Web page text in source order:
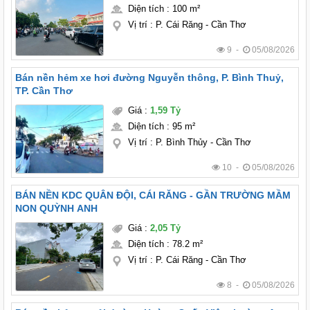
Diện tích: 100 m²
Vị trí: P. Cái Răng - Cần Thơ
9 - 05/08/2026
Bán nền hẻm xe hơi đường Nguyễn thông, P. Bình Thuỷ,
TP. Cần Thơ
Giá: 1,59 Tỷ
Diện tích: 95 m²
Vị trí: P. Bình Thủy - Cần Thơ
10 - 05/08/2026
BÁN NỀN KDC QUÂN ĐỘI, CÁI RĂNG - GẦN TRƯỜNG MẦM
NON QUỲNH ANH
Giá: 2,05 Tỷ
Diện tích: 78.2 m²
Vị trí: P. Cái Răng - Cần Thơ
8 - 05/08/2026